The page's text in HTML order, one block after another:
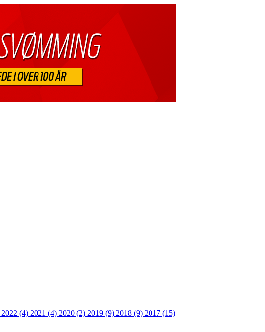
2022 (4) 2021 (4) 2020 (2) 2019 (9) 2018 (9) 2017 (15)